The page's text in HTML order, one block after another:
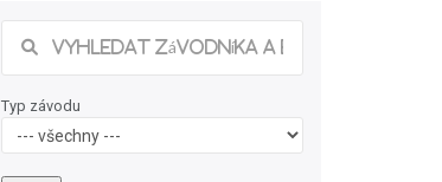
Typ závodu